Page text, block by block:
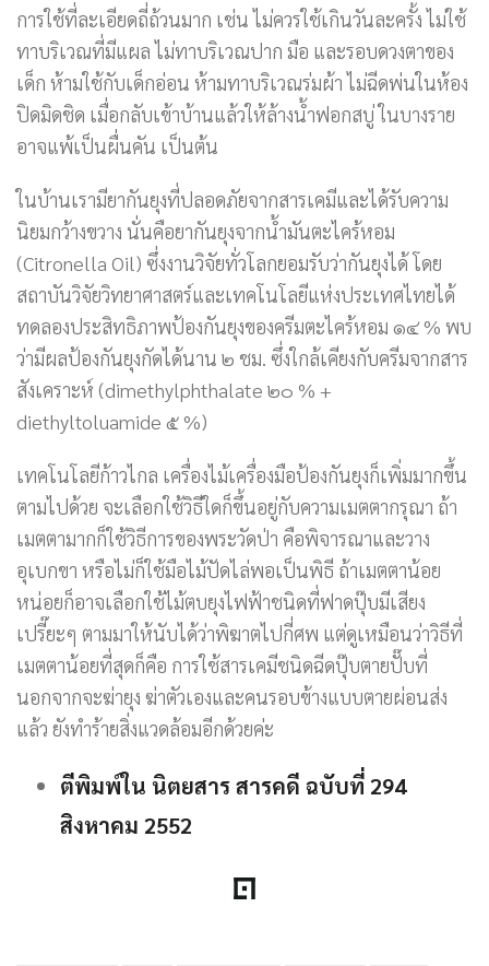
การใช้ที่ละเอียดถี่ถ้วนมาก เช่น ไม่ควรใช้เกินวันละครั้ง ไม่ใช้
ทาบริเวณที่มีแผล ไม่ทาบริเวณปาก มือ และรอบดวงตาของ
เด็ก ห้ามใช้กับเด็กอ่อน ห้ามทาบริเวณร่มผ้า ไม่ฉีดพ่นในห้อง
ปิดมิดชิด เมื่อกลับเข้าบ้านแล้วให้ล้างน้ำฟอกสบู่ ในบางราย
อาจแพ้เป็นผื่นคัน เป็นต้น
ในบ้านเรามียากันยุงที่ปลอดภัยจากสารเคมีและได้รับความ
นิยมกว้างขวาง นั่นคือยากันยุงจากน้ำมันตะไคร้หอม
(Citronella Oil) ซึ่งงานวิจัยทั่วโลกยอมรับว่ากันยุงได้ โดย
สถาบันวิจัยวิทยาศาสตร์และเทคโนโลยีแห่งประเทศไทยได้
ทดลองประสิทธิภาพป้องกันยุงของครีมตะไคร้หอม ๑๔ % พบ
ว่ามีผลป้องกันยุงกัดได้นาน ๒ ชม. ซึ่งใกล้เคียงกับครีมจากสาร
สังเคราะห์ (dimethylphthalate ๒๐ % +
diethyltoluamide ๕ %)
เทคโนโลยีก้าวไกล เครื่องไม้เครื่องมือป้องกันยุงก็เพิ่มมากขึ้น
ตามไปด้วย จะเลือกใช้วิธีใดก็ขึ้นอยู่กับความเมตตากรุณา ถ้า
เมตตามากก็ใช้วิธีการของพระวัดป่า คือพิจารณาและวาง
อุเบกขา หรือไม่ก็ใช้มือไม้ปัดไล่พอเป็นพิธี ถ้าเมตตาน้อย
หน่อยก็อาจเลือกใช้ไม้ตบยุงไฟฟ้าชนิดที่ฟาดปุ๊บมีเสียง
เปรี๊ยะๆ ตามมาให้นับได้ว่าพิฆาตไปกี่ศพ แต่ดูเหมือนว่าวิธีที่
เมตตาน้อยที่สุดก็คือ การใช้สารเคมีชนิดฉีดปุ๊บตายปั๊บที่
นอกจากจะฆ่ายุง ฆ่าตัวเองและคนรอบข้างแบบตายผ่อนส่ง
แล้ว ยังทำร้ายสิ่งแวดล้อมอีกด้วยค่ะ
ตีพิมพ์ใน นิตยสาร สารคดี ฉบับที่ 294
สิงหาคม 2552